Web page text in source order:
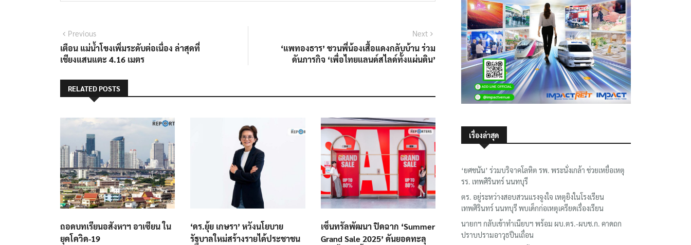
แนะแนว
เรื่อง
PreviousPrevious
post:
เตือน แม่น้ำโขงเพิ่มระดับต่อเนื่อง ล่าสุดที่
เชียงแสนแตะ 4.16 เมตร
Next
‘แพทองธาร’ ชวนพี่น้องเสื้อแดงกลับบ้าน ร่วม
ดันภารกิจ ‘เพื่อไทยแลนด์สไลด์ทั้งแผ่นดิน’
RELATED POSTS
ถอดบทเรียนอสังหาฯ อาเซียน ใน
ยุคโควิด-19
‘ดร.ยุ้ย เกษรา’ หวังนโยบาย
รัฐบาลใหม่สร้างรายได้ประชาชน
เซ็นทรัลพัฒนา ปิดฉาก ‘Summer
Grand Sale 2025’ ดันยอดทะลุ
เรื่องล่าสุด
‘ยศชนัน’ ร่วมบริจาคโลหิต รพ. พระนั่งเกล้า ช่วยเหยื่อเหตุ
รร. เทพศิรินทร์ นนทบุรี
ตร. อยู่ระหว่างสอบสวนแรงจูงใจ เหตุยิงในโรงเรียน
เทพศิรินทร์ นนทบุรี พบเด็กก่อเหตุเครียดเรื่องเรียน
นายกฯ กลับเข้าทำเนียบฯ พร้อม ผบ.ตร.-ผบช.ก. คาดถก
ปราบปรามอาวุธปืนเถื่อน